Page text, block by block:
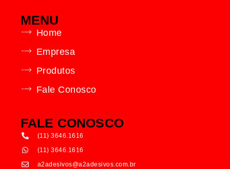
MENU
Home
Empresa
Produtos
Fale Conosco
FALE CONOSCO
(11) 3646.1616
(11) 3646.1616
a2adesivos@a2adesivos.com.br